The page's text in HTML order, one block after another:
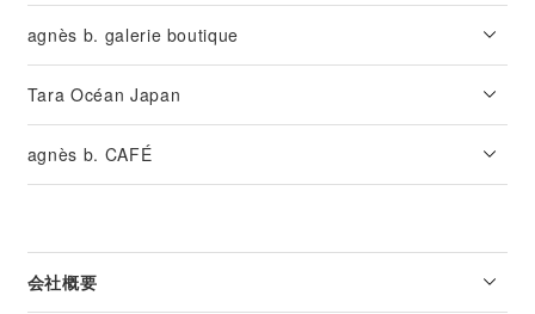
agnès b. galerie boutique
Tara Océan Japan
agnès b. CAFÉ
会社概要